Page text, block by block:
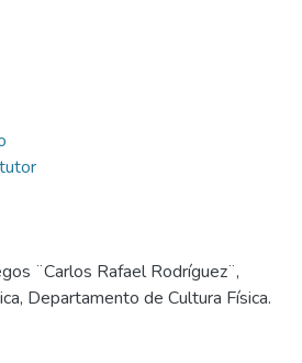
¨Carlos Rafael Rodríguez¨,
Departamento de Cultura Física.